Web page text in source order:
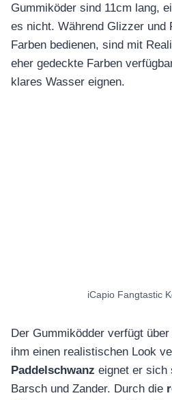
Gummiköder sind 11cm lang,
es nicht. Während Glizzer und
Farben bedienen, sind mit
eher gedeckte Farben
klares Wasser eignen.
iCapio Fangtastic
Der Gummiködder verfügt
ihm einen realistischen Look
Paddelschwanz eignet er sich
Barsch und Zander. Durch die